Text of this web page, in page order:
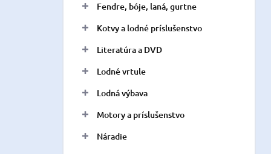
Fendre, bóje, laná, gurtne
Kotvy a lodné príslušenstvo
Literatúra a DVD
Lodné vrtule
Lodná výbava
Motory a príslušenstvo
Náradie